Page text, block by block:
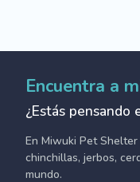
Encuentra a
¿Estás pensando
En Miwuki Pet
chinchillas, jerbos,
mundo.